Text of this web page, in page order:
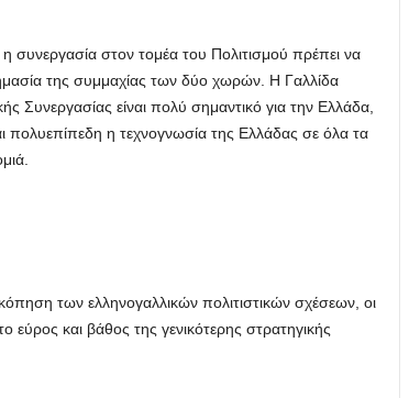
συνεργασία στον τομέα του Πολιτισμού πρέπει να
της συμμαχίας των δύο χωρών. Η Γαλλίδα
Συνεργασίας είναι πολύ σημαντικό για την Ελλάδα,
πολυεπίπεδη η τεχνογνωσία της Ελλάδας σε όλα τα
των ελληνογαλλικών πολιτιστικών σχέσεων, οι
εύρος και βάθος της γενικότερης στρατηγικής